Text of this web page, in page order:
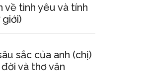
tình yêu và tính
giới)
sắc của anh (chị)
và thơ văn